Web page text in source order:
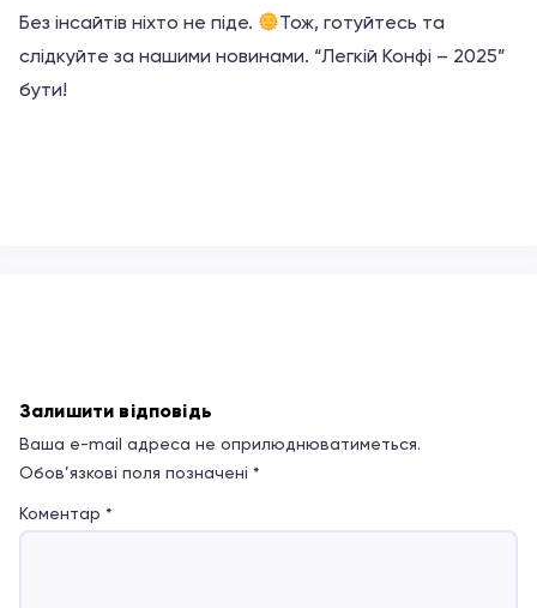
Без інсайтів ніхто не піде.
Тож, готуйтесь та
слідкуйте за нашими новинами. “Легкій Конфі – 2025”
бути!
Залишити відповідь
Ваша e-mail адреса не оприлюднюватиметься.
Обов’язкові поля позначені *
Коментар *